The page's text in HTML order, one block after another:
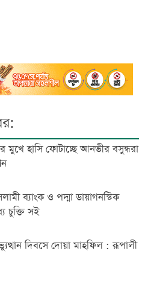
মুখে হাসি ফোটাচ্ছে আনভীর বসুন্ধরা
ব্যাংক ও পদ্মা ডায়াগনস্টিক
চুক্তি সই
দিবসে দোয়া মাহফিল : রূপালী